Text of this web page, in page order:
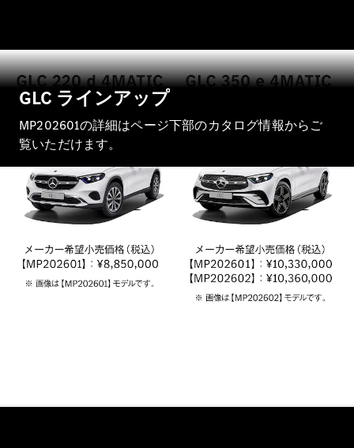
Compact
All Compact
A-Class
B-Class
試乗リクエ
スト
オンライン
GLC ラインアップ
MP202601の詳細はページ下部のカタログ情報からご
覧いただけます。